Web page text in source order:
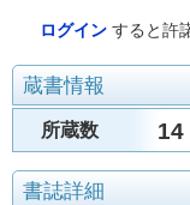
ログイン すると許
蔵書情報
所蔵数 14
書誌詳細